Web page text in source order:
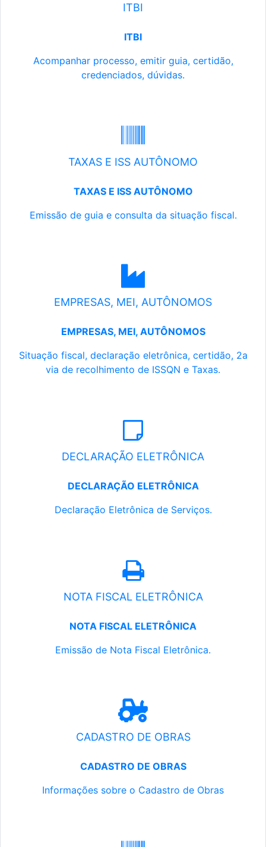
ITBI
ITBI
Acompanhar processo, emitir guia, certidão,
credenciados, dúvidas.
TAXAS E ISS AUTÔNOMO
TAXAS E ISS AUTÔNOMO
Emissão de guia e consulta da situação fiscal.
EMPRESAS, MEI, AUTÔNOMOS
EMPRESAS, MEI, AUTÔNOMOS
Situação fiscal, declaração eletrônica, certidão, 2a
via de recolhimento de ISSQN e Taxas.
DECLARAÇÃO ELETRÔNICA
DECLARAÇÃO ELETRÔNICA
Declaração Eletrônica de Serviços.
NOTA FISCAL ELETRÔNICA
NOTA FISCAL ELETRÔNICA
Emissão de Nota Fiscal Eletrônica.
CADASTRO DE OBRAS
CADASTRO DE OBRAS
Informações sobre o Cadastro de Obras